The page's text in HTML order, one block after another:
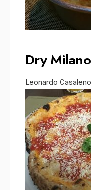
Dry Milano
Leonardo Casaleno